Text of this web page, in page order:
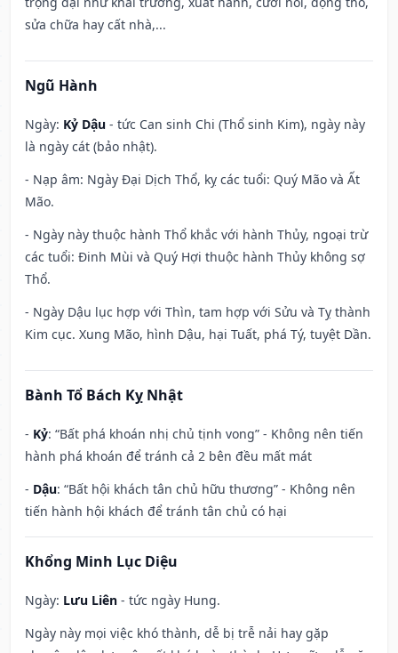
sửa chữa hay cất nhà,...
Ngũ Hành
Ngày: Kỷ Dậu - tức Can sinh Chi (Thổ sinh Kim), ngày này
là ngày cát (bảo nhật).
- Nạp âm: Ngày Đại Dịch Thổ, kỵ các tuổi: Quý Mão và Ất
Mão.
- Ngày này thuộc hành Thổ khắc với hành Thủy, ngoại trừ
các tuổi: Đinh Mùi và Quý Hợi thuộc hành Thủy không sợ
Thổ.
- Ngày Dậu lục hợp với Thìn, tam hợp với Sửu và Tỵ thành
Kim cục. Xung Mão, hình Dậu, hại Tuất, phá Tý, tuyệt Dần.
Bành Tổ Bách Kỵ Nhật
- Kỷ: “Bất phá khoán nhị chủ tịnh vong” - Không nên tiến
hành phá khoán để tránh cả 2 bên đều mất mát
- Dậu: “Bất hội khách tân chủ hữu thương” - Không nên
tiến hành hội khách để tránh tân chủ có hại
Khổng Minh Lục Diệu
Ngày: Lưu Liên - tức ngày Hung.
Ngày này mọi việc khó thành, dễ bị trễ nải hay gặp